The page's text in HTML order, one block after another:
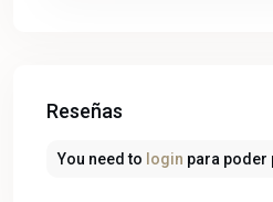
Reseñas
You need to login para poder